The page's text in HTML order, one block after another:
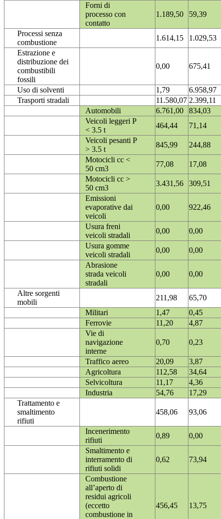
Forni di
processo con
contatto
1.189,50 59,39
Processi senza
combustione
1.614,15
1.029,53
Estrazione e
distribuzione dei
combustibili
fossili
0,00 675,41
Uso di solventi 1,79
6.958,97
Trasporti stradali
11.580,07 2.399,11
Automobili
6.761,00
834,03
Veicoli leggeri P
< 3.5 t
464,44
71,14
Veicoli pesanti P
> 3.5 t
845,99
244,88
Motocicli cc <
50 cm3
77,08
17,08
Motocicli cc >
50 cm3
3.431,56
309,51
Emissioni
evaporative dai
veicoli
0,00 922,46
Usura freni
veicoli stradali
0,00
0,00
Usura gomme
veicoli stradali
0,00
0,00
Abrasione
strada veicoli
stradali
0,00 0,00
Altre sorgenti
mobili
211,98
65,70
Militari
1,47
0,45
Ferrovie
11,20
4,87
Vie di
navigazione
interne
0,70 0,23
Traffico aereo 20,09
3,87
Agricoltura
112,58
34,64
Selvicoltura
11,17
4,36
Industria
54,76
17,29
Trattamento e
smaltimento
rifiuti
458,06 93,06
Incenerimento
rifiuti
0,89
0,00
Smaltimento e
interramento di
rifiuti solidi
0,62 73,94
Combustione
all’aperto di
residui agricoli
(eccetto
combustione in
456,45 13,75